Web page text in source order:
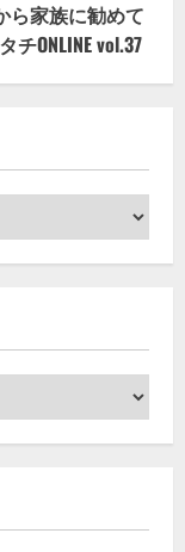
ら家族に勧めて
ONLINE vol.37